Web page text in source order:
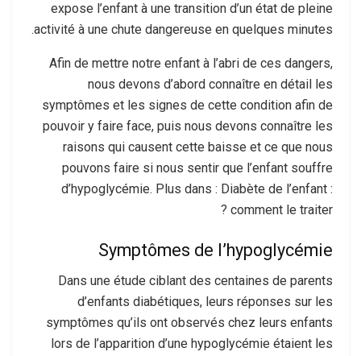
expose l’enfant à une transition d’un état de pleine
activité à une chute dangereuse en quelques minutes.
Afin de mettre notre enfant à l’abri de ces dangers,
nous devons d’abord connaître en détail les
symptômes et les signes de cette condition afin de
pouvoir y faire face, puis nous devons connaître les
raisons qui causent cette baisse et ce que nous
pouvons faire si nous sentir que l’enfant souffre
d’hypoglycémie. Plus dans : Diabète de l’enfant :
comment le traiter ?
Symptômes de l’hypoglycémie
Dans une étude ciblant des centaines de parents
d’enfants diabétiques, leurs réponses sur les
symptômes qu’ils ont observés chez leurs enfants
lors de l’apparition d’une hypoglycémie étaient les